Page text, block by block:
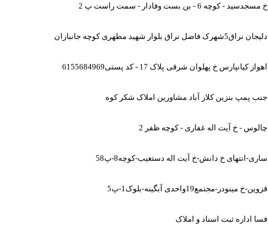
خ مسجدسید - کوچه 6 - بن بست وفادار - سمت راست پ 2
دلیجان نراق5شهرک فاضل نراق بلوار شهید مطهری کوچه جانبازان
اهواز کیانپارس خ پهلوان شرقی پلاک 17 - کد پستی6155684969
جنب پمپ بنزین کلار آباد مشاورین املاک شکر کوه
چالوس - خ آیت اله غفاری - کوچه ظفر 2
ساری-انتهای خ دانش-خ آیت اله دستغیب-کوچه8-پ58
قزوین-خ مینودر-مجتمع19واحدی آبگینه-بلوک1-پ5
فسا اداره ثبت اسناد و املاک